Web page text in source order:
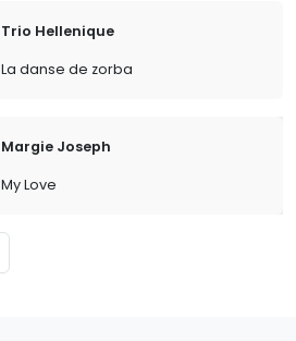
Trio Hellenique
La danse de zorba
Margie Joseph
My Love